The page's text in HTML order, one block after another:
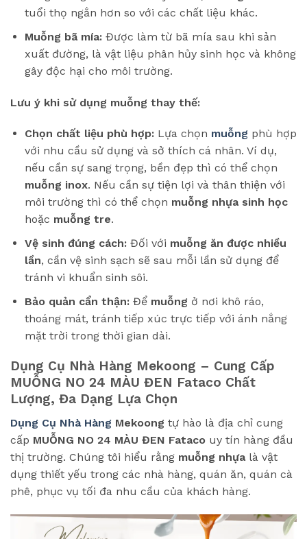
tuổi thọ ngắn hơn so với các chất liệu khác.
Muỗng bã mía:Được làm từ bã mía sau khi sản
xuất đường, là vật liệu phân hủy sinh học và không
gây độc hại cho môi trường.
Lưu ý khi sử dụng muỗng thay thế:
Chọn chất liệu phù hợp:Lựa chọn muỗng phù hợp
với nhu cầu sử dụng và sở thích cá nhân. Ví dụ,
nếu cần sự sang trọng, bền đẹp thì có thể chọn
muỗng inox. Nếu cần sự tiện lợi và thân thiện với
môi trường thì có thể chọn muỗng nhựa sinh học
hoặc muỗng tre.
Vệ sinh đúng cách:Đối với muỗng ăn được nhiều
lần, cần vệ sinh sạch sẽ sau mỗi lần sử dụng để
tránh vi khuẩn sinh sôi.
Bảo quản cẩn thận:Để muỗng ở nơi khô ráo,
thoáng mát, tránh tiếp xúc trực tiếp với ánh nắng
mặt trời trong thời gian dài.
Dụng Cụ Nhà Hàng Mekoong – Cung Cấp
MUỖNG NO 24 MÀU ĐEN Fataco Chất
Lượng, Đa Dạng Lựa Chọn
Dụng Cụ Nhà Hàng Mekoong tự hào là địa chỉ cung
cấp MUỖNG NO 24 MÀU ĐEN Fataco uy tín hàng đầu
thị trường. Chúng tôi hiểu rằng muỗng nhựalà vật
dụng thiết yếu trong các nhà hàng, quán ăn, quán cà
phê, phục vụ tối đa nhu cầu của khách hàng.